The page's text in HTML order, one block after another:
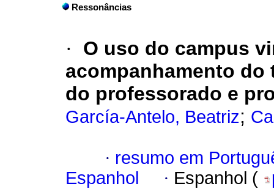
Ressonâncias
·
O uso do campus
acompanhamento
do professorado e
García-Antelo, Beatriz;
· resumo em
Espanhol
· Espanhol (